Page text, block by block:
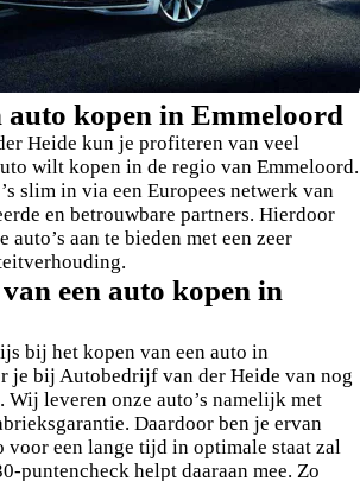
auto kopen in Emmeloord
Heide kun je profiteren van veel
wilt kopen in de regio van Emmeloord.
slim in via een Europees netwerk van
en betrouwbare partners. Hierdoor
auto’s aan te bieden met een zeer
een auto kopen in
bij het kopen van een auto in
je bij Autobedrijf van der Heide van nog
Wij leveren onze auto’s namelijk met
Daardoor ben je ervan
voor een lange tijd in optimale staat zal
puntencheck helpt daaraan mee. Zo